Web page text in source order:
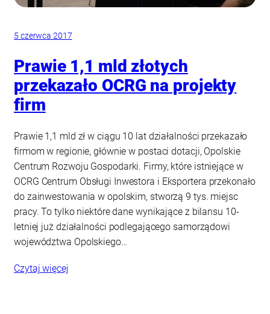
5 czerwca 2017
Prawie 1,1 mld złotych
przekazało OCRG na projekty
firm
Prawie 1,1 mld zł w ciągu 10 lat działalności przekazało
firmom w regionie, głównie w postaci dotacji, Opolskie
Centrum Rozwoju Gospodarki. Firmy, które istniejące w
OCRG Centrum Obsługi Inwestora i Eksportera przekonało
do zainwestowania w opolskim, stworzą 9 tys. miejsc
pracy. To tylko niektóre dane wynikające z bilansu 10-
letniej już działalności podlegającego samorządowi
województwa Opolskiego…
Czytaj więcej